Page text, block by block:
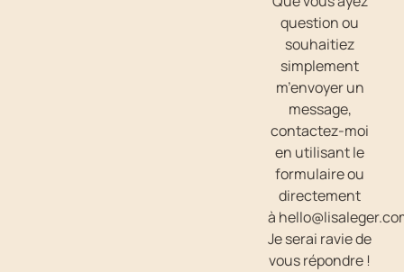
question ou
souhaitiez
simplement
m’envoyer un
message,
contactez-moi
en utilisant le
formulaire ou
directement
à
Je serai ravie de
vous répondre !